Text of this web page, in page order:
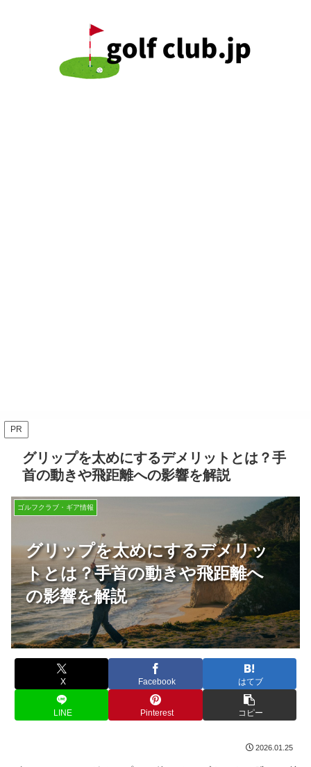
PR
グリップを太めにするデメリットとは？手
首の動きや飛距離への影響を解説
グリップを太めにするデメリッ
トとは？手首の動きや飛距離へ
の影響を解説
ゴルフクラブ・ギア情報
X Facebook はてブ
LINE Pinterest コピー
2026.01.25